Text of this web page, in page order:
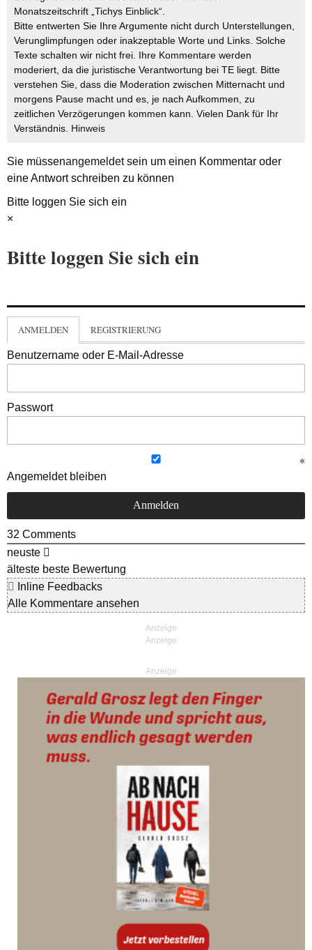
Monatszeitschrift „Tichys Einblick“.
Bitte entwerten Sie Ihre Argumente nicht durch Unterstellungen,
Verunglimpfungen oder inakzeptable Worte und Links. Solche
Texte schalten wir nicht frei. Ihre Kommentare werden
moderiert, da die juristische Verantwortung bei TE liegt. Bitte
verstehen Sie, dass die Moderation zwischen Mitternacht und
morgens Pause macht und es, je nach Aufkommen, zu
zeitlichen Verzögerungen kommen kann. Vielen Dank für Ihr
Verständnis. Hinweis
Sie müssenangemeldetsein um einen Kommentar oder
eine Antwort schreiben zu können
Bitte loggen Sie sich ein
×
Bitte loggen Sie sich ein
ANMELDEN REGISTRIERUNG
Benutzername oder E-Mail-Adresse
Passwort
Angemeldet bleiben
32 Comments
neuste
älteste beste Bewertung
Inline Feedbacks
Alle Kommentare ansehen
Anzeige